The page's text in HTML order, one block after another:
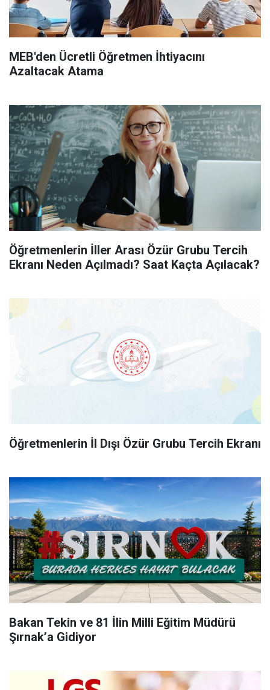
MEB'den Ücretli Öğretmen İhtiyacını
Azaltacak Atama
Öğretmenlerin İller Arası Özür Grubu Tercih
Ekranı Neden Açılmadı? Saat Kaçta Açılacak?
Öğretmenlerin İl Dışı Özür Grubu Tercih Ekranı
Bakan Tekin ve 81 İlin Milli Eğitim Müdürü
Şırnak’a Gidiyor